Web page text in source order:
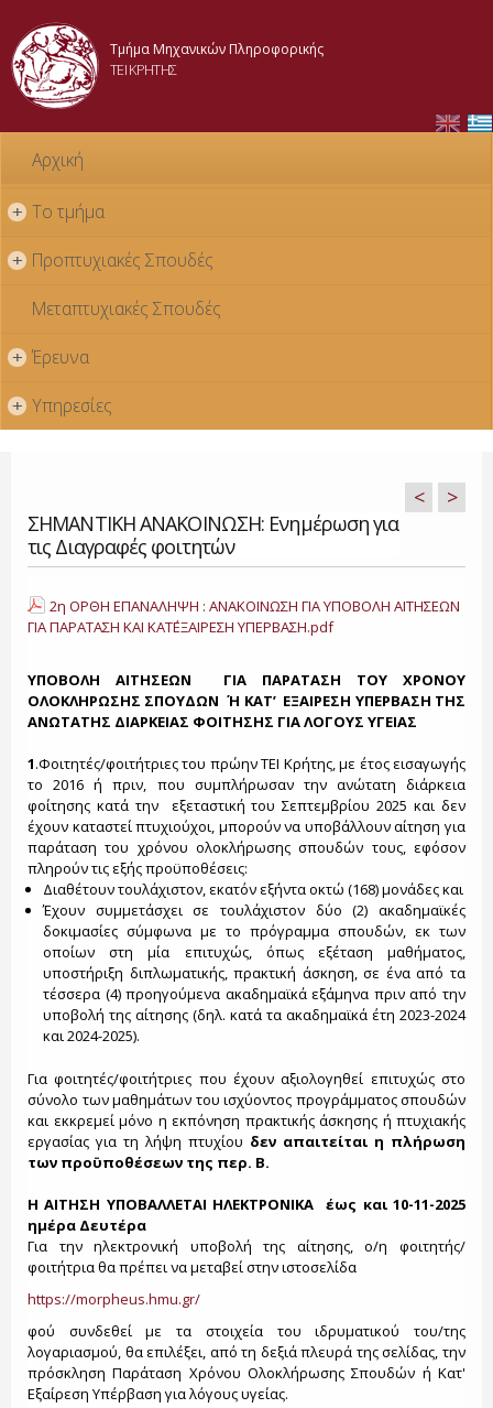
content
Τμήμα Μηχανικών Πληροφορικής
ΤΕΙ ΚΡΗΤΗΣ
Αρχική
+ Το τμήμα
+ Προπτυχιακές Σπουδές
Μεταπτυχιακές Σπουδές
+ Έρευνα
+ Υπηρεσίες
ΣΗΜΑΝΤΙΚΗ ΑΝΑΚΟΙΝΩΣΗ: Ενημέρωση για
τις Διαγραφές φοιτητών
< >
2η ΟΡΘΗ ΕΠΑΝΑΛΗΨΗ : ΑΝΑΚΟΙΝΩΣΗ ΓΙΑ ΥΠΟΒΟΛΗ ΑΙΤΗΣΕΩΝ
ΓΙΑ ΠΑΡΑΤΑΣΗ ΚΑΙ ΚΑΤ΄ΕΞΑΙΡΕΣΗ ΥΠΕΡΒΑΣΗ.pdf
ΥΠΟΒΟΛΗ ΑΙΤΗΣΕΩΝ ΓΙΑ ΠΑΡΑΤΑΣΗ ΤΟΥ ΧΡΟΝΟΥ
ΟΛΟΚΛΗΡΩΣΗΣ ΣΠΟΥΔΩΝ Ή ΚΑΤ’ ΕΞΑΙΡΕΣΗ ΥΠΕΡΒΑΣΗ ΤΗΣ
ΑΝΩΤΑΤΗΣ ΔΙΑΡΚΕΙΑΣ ΦΟΙΤΗΣΗΣ ΓΙΑ ΛΟΓΟΥΣ ΥΓΕΙΑΣ
1.Φοιτητές/φοιτήτριες του πρώην ΤΕΙ Κρήτης, με έτος εισαγωγής
το 2016 ή πριν, που συμπλήρωσαν την ανώτατη διάρκεια
φοίτησης κατά την εξεταστική του Σεπτεμβρίου 2025 και δεν
έχουν καταστεί πτυχιούχοι, μπορούν να υποβάλλουν αίτηση για
παράταση του χρόνου ολοκλήρωσης σπουδών τους, εφόσον
πληρούν τις εξής προϋποθέσεις:
Διαθέτουν τουλάχιστον, εκατόν εξήντα οκτώ (168) μονάδες και
Έχουν συμμετάσχει σε τουλάχιστον δύο (2) ακαδημαϊκές
δοκιμασίες σύμφωνα με το πρόγραμμα σπουδών, εκ των
οποίων στη μία επιτυχώς, όπως εξέταση μαθήματος,
υποστήριξη διπλωματικής, πρακτική άσκηση, σε ένα από τα
τέσσερα (4) προηγούμενα ακαδημαϊκά εξάμηνα πριν από την
υποβολή της αίτησης (δηλ. κατά τα ακαδημαϊκά έτη 2023-2024
και 2024-2025).
Για φοιτητές/φοιτήτριες που έχουν αξιολογηθεί επιτυχώς στο
σύνολο των μαθημάτων του ισχύοντος προγράμματος σπουδών
και εκκρεμεί μόνο η εκπόνηση πρακτικής άσκησης ή πτυχιακής
εργασίας για τη λήψη πτυχίου δεν απαιτείται η πλήρωση
των προϋποθέσεων της περ. Β.
Η ΑΙΤΗΣΗ ΥΠΟΒΑΛΛΕΤΑΙ ΗΛΕΚΤΡΟΝΙΚΑ έως και 10-11-2025
ημέρα Δευτέρα
Για την ηλεκτρονική υποβολή της αίτησης, ο/η φοιτητής/
φοιτήτρια θα πρέπει να μεταβεί στην ιστοσελίδα
https://morpheus.hmu.gr/
φού συνδεθεί με τα στοιχεία του ιδρυματικού του/της
λογαριασμού, θα επιλέξει, από τη δεξιά πλευρά της σελίδας, την
πρόσκληση Παράταση Χρόνου Ολοκλήρωσης Σπουδών ή Κατ'
Εξαίρεση Υπέρβαση για λόγους υγείας.